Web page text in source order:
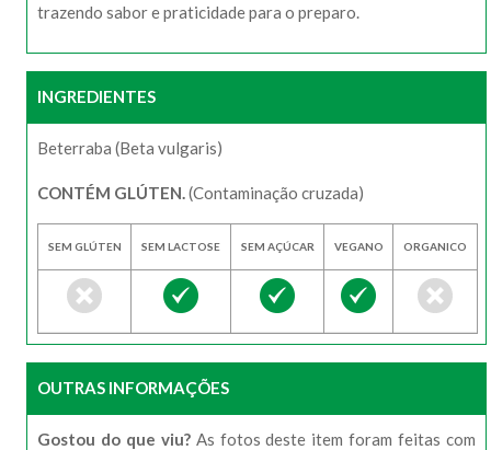
trazendo sabor e praticidade para o preparo.
INGREDIENTES
Beterraba (Beta vulgaris)
CONTÉM GLÚTEN. (Contaminação cruzada)
SEM GLÚTEN SEM LACTOSE SEM AÇÚCAR VEGANO ORGANICO
OUTRAS INFORMAÇÕES
Gostou do que viu?As fotos deste item foram feitas com